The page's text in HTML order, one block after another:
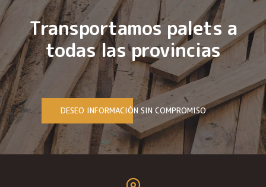
Transportamos palets a
todas las provincias
DESEO INFORMACIÓN SIN COMPROMISO